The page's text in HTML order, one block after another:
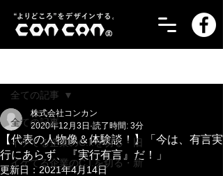
全ての記事
イケてる企業のC.I.を切る・旧
イケてる企業のC.I.を切る・新
全ての記事
【代表の人物像＆体験談！】「今は、有言実
行にあらず、『実行有言』だ！」
株式会社コンカン
2020年12月3日 読了時間: 3分
更新日：2021年4月14日